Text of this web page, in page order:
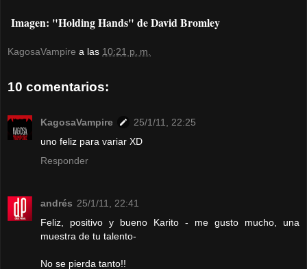
Imagen: "Holding Hands" de David Bromley
KagosaVampire a las 10:21 p. m.
10 comentarios:
KagosaVampire
25/1/11, 22:25
uno feliz para variar XD
Responder
andrés 25/1/11, 22:41
Feliz, positivo y bueno Karito - me gusto mucho, una
muestra de tu talento-
No se pierda tanto!!